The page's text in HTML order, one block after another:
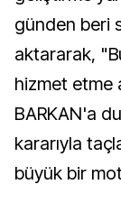
günden beri
aktararak,
hizmet etme
BARKAN'a
kararıyla
büyük bir